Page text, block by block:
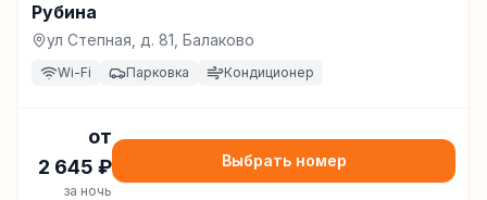
Рубина
ул Степная, д. 81, Балаково
Wi-Fi Парковка Кондиционер
от
2 645 ₽
за ночь
Выбрать номер